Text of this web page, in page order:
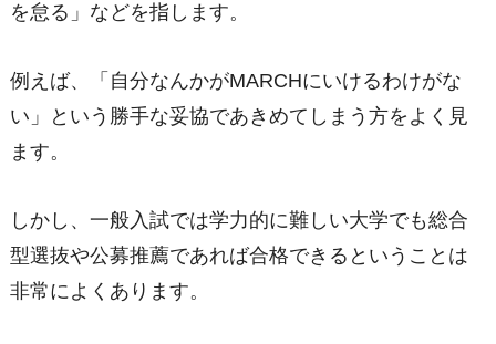
を怠る」などを指します。
例えば、「自分なんかがMARCHにいけるわけがな
い」という勝手な妥協であきめてしまう方をよく見
ます。
しかし、一般入試では学力的に難しい大学でも総合
型選抜や公募推薦であれば合格できるということは
非常によくあります。